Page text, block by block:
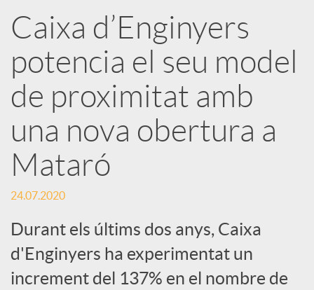
r
x
e
s
S
o
Caixa d’Enginyers
potencia el seu model
de proximitat amb
una nova obertura a
Mataró
24.07.2020
Durant els últims dos anys, Caixa
d'Enginyers ha experimentat un
increment del 137% en el nombre de